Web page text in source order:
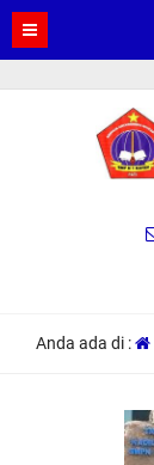
Anda ada di :